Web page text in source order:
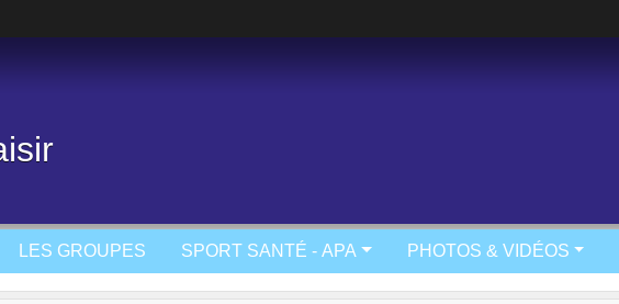
LES GROUPES SPORT SANTÉ - APA PHOTOS & VIDÉOS